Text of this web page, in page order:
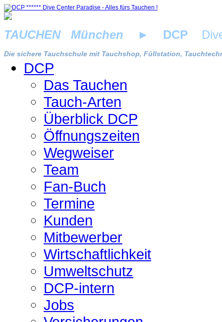
TAUCHEN München ► DCP
Die sichere Tauchschule mit Tauchshop, Füllstation,
DCP
Das Tauchen
Tauch-Arten
Überblick DCP
Öffnungszeiten
Wegweiser
Team
Fan-Buch
Termine
Kunden
Mitbewerber
Wirtschaftlichkeit
Umweltschutz
DCP-intern
Jobs